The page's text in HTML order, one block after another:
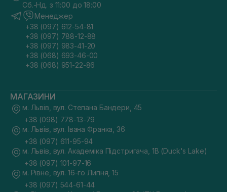
Сб.-Нд. з 11:00 до 18:00
Менеджер
+38 (097) 612-54-81
+38 (097) 788-12-88
+38 (097) 983-41-20
+38 (068) 693-46-00
+38 (068) 951-22-86
МАГАЗИНИ
м. Львів, вул. Степана Бандери, 45
+38 (098) 778-13-79
м. Львів, вул. Івана Франка, 36
+38 (097) 611-95-94
м. Львів, вул. Академіка Підстригача, 1В (Duck's Lake)
+38 (097) 101-97-16
м. Рівне, вул. 16-го Липня, 15
+38 (097) 544-61-44